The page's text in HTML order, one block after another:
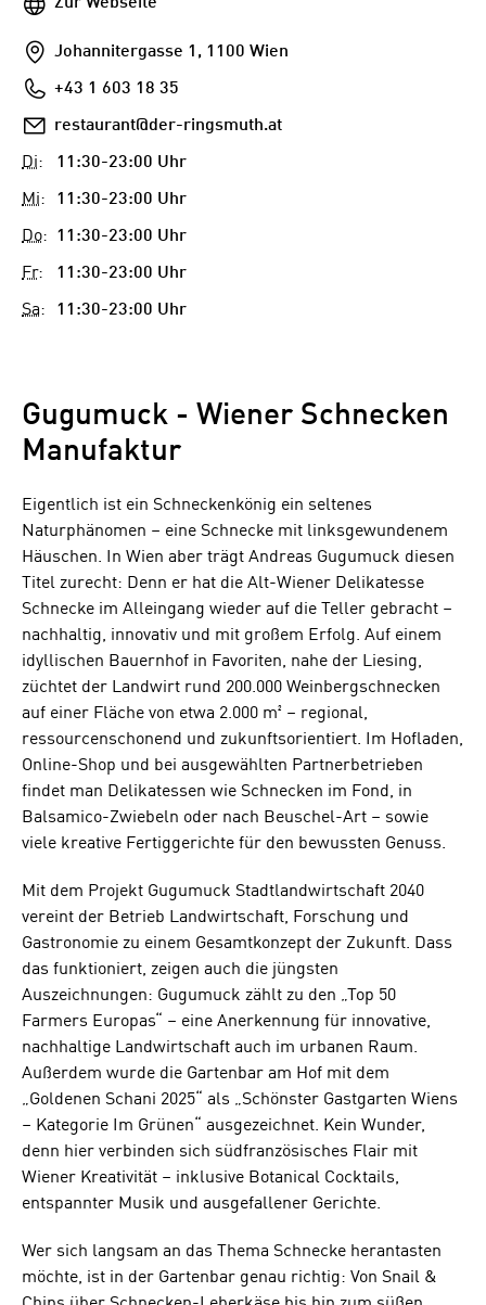
Zur Webseite
Addresse
Johannitergasse 1, 1100 Wien
Telefon+43 1 603 18 35
E-
restaurant@der-ringsmuth.at
Di: 11:30-23:00 Uhr
Mi: 11:30-23:00 Uhr
Do: 11:30-23:00 Uhr
Fr: 11:30-23:00 Uhr
Sa: 11:30-23:00 Uhr
Gugumuck - Wiener Schnecken
Manufaktur
Eigentlich ist ein Schneckenkönig ein seltenes
Naturphänomen – eine Schnecke mit linksgewundenem
Häuschen. In Wien aber trägt Andreas Gugumuck diesen
Titel zurecht: Denn er hat die Alt-Wiener Delikatesse
Schnecke im Alleingang wieder auf die Teller gebracht –
nachhaltig, innovativ und mit großem Erfolg. Auf einem
idyllischen Bauernhof in Favoriten, nahe der Liesing,
züchtet der Landwirt rund 200.000 Weinbergschnecken
auf einer Fläche von etwa 2.000 m² – regional,
ressourcenschonend und zukunftsorientiert. Im Hofladen,
Online-Shop und bei ausgewählten Partnerbetrieben
findet man Delikatessen wie Schnecken im Fond, in
Balsamico-Zwiebeln oder nach Beuschel-Art – sowie
viele kreative Fertiggerichte für den bewussten Genuss.
Mit dem Projekt Gugumuck Stadtlandwirtschaft 2040
vereint der Betrieb Landwirtschaft, Forschung und
Gastronomie zu einem Gesamtkonzept der Zukunft. Dass
das funktioniert, zeigen auch die jüngsten
Auszeichnungen: Gugumuck zählt zu den „Top 50
Farmers Europas“ – eine Anerkennung für innovative,
nachhaltige Landwirtschaft auch im urbanen Raum.
Außerdem wurde die Gartenbar am Hof mit dem
„Goldenen Schani 2025“ als „Schönster Gastgarten Wiens
– Kategorie Im Grünen“ ausgezeichnet. Kein Wunder,
denn hier verbinden sich südfranzösisches Flair mit
Wiener Kreativität – inklusive Botanical Cocktails,
entspannter Musik und ausgefallener Gerichte.
Wer sich langsam an das Thema Schnecke herantasten
möchte, ist in der Gartenbar genau richtig: Von Snail &